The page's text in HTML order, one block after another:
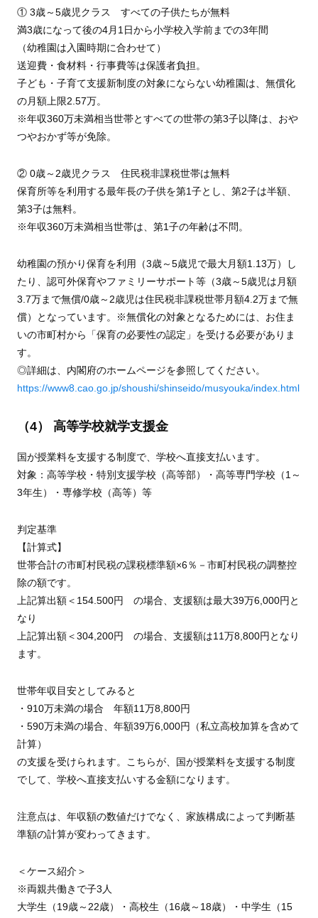
① 3歳～5歳児クラス すべての子供たちが無料
満3歳になって後の4月1日から小学校入学前までの3年間
（幼稚園は入園時期に合わせて）
送迎費・食材料・行事費等は保護者負担。
子ども・子育て支援新制度の対象にならない幼稚園は、無償化
の月額上限2.57万。
※年収360万未満相当世帯とすべての世帯の第3子以降は、おや
つやおかず等が免除。
② 0歳～2歳児クラス 住民税非課税世帯は無料
保育所等を利用する最年長の子供を第1子とし、第2子は半額、
第3子は無料。
※年収360万未満相当世帯は、第1子の年齢は不問。
幼稚園の預かり保育を利用（3歳～5歳児で最大月額1.13万）し
たり、認可外保育やファミリーサポート等（3歳～5歳児は月額
3.7万まで無償/0歳～2歳児は住民税非課税世帯月額4.2万まで無
償）となっています。※無償化の対象となるためには、お住ま
いの市町村から「保育の必要性の認定」を受ける必要がありま
す。
◎詳細は、内閣府のホームページを参照してください。
https://www8.cao.go.jp/shoushi/shinseido/musyouka/index.html
（4） 高等学校就学支援金
国が授業料を支援する制度で、学校へ直接支払います。
対象：高等学校・特別支援学校（高等部）・高等専門学校（1～
3年生）・専修学校（高等）等
判定基準
【計算式】
世帯合計の市町村民税の課税標準額×6％－市町村民税の調整控
除の額です。
上記算出額＜154.500円 の場合、支援額は最大39万6,000円と
なり
上記算出額＜304,200円 の場合、支援額は11万8,800円となり
ます。
世帯年収目安としてみると
・910万未満の場合 年額11万8,800円
・590万未満の場合、年額39万6,000円（私立高校加算を含めて
計算）
の支援を受けられます。こちらが、国が授業料を支援する制度
でして、学校へ直接支払いする金額になります。
注意点は、年収額の数値だけでなく、家族構成によって判断基
準額の計算が変わってきます。
＜ケース紹介＞
※両親共働きで子3人
大学生（19歳～22歳）・高校生（16歳～18歳）・中学生（15